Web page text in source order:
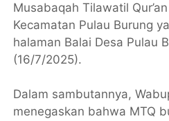
Musabaqah Tilawatil
Kecamatan Pulau Burung
halaman Balai Desa Pulau
(16/7/2025).
Dalam sambutannya,
menegaskan bahwa MTQ